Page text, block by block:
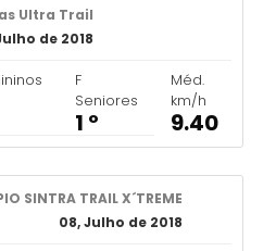
Ultra Trail
de 2018
F
Seniores
1 º
Méd.
km/h
9.40
SINTRA TRAIL X´TREME
08, Julho de 2018